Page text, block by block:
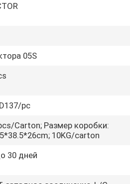
05S
pc
Carton; Размер коробки:
10KG/carton
30 дней